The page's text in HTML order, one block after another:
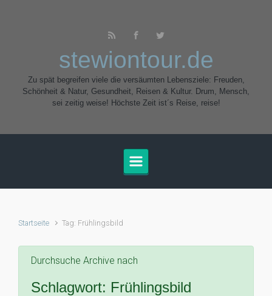
stewiontour.de
Zu spät begreifen viele die versäumten Lebensziele: Freuden,
Schönheit & Natur, Gesundheit, Reisen & Kultur. Drum, Mensch,
sei zeitig weise! Höchste Zeit ist´s Reise, reise!
Startseite Tag: Frühlingsbild
Durchsuche Archive nach
Schlagwort: Frühlingsbild